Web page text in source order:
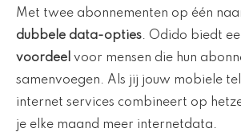
Met twee abonnementen op één
dubbele data-opties. Odido biedt
voordeel voor mensen die hun
samenvoegen. Als jij jouw mobiele
internet services combineert op
je elke maand meer internetdata.